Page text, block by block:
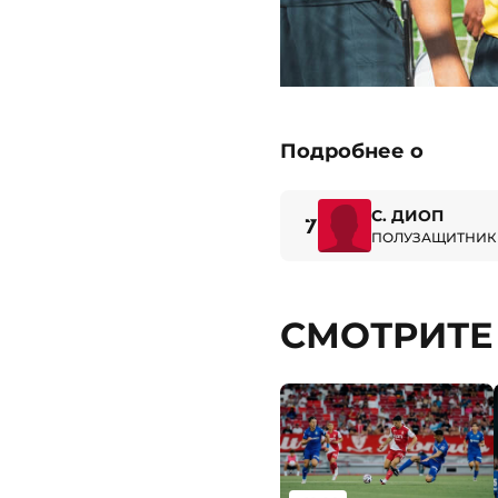
Подробнее о
7 С. ДИОП
ПОЛУЗАЩИТНИК